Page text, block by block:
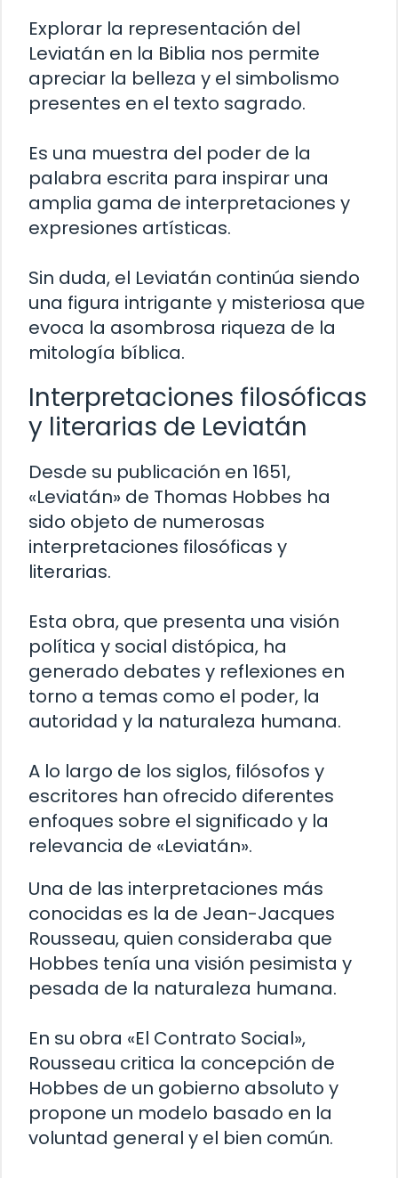
Explorar la representación del
Leviatán en la Biblia nos permite
apreciar la belleza y el simbolismo
presentes en el texto sagrado.
Es una muestra del poder de la
palabra escrita para inspirar una
amplia gama de interpretaciones y
expresiones artísticas.
Sin duda, el Leviatán continúa siendo
una figura intrigante y misteriosa que
evoca la asombrosa riqueza de la
mitología bíblica.
Interpretaciones filosóficas
y literarias de Leviatán
Desde su publicación en 1651,
«Leviatán» de Thomas Hobbes ha
sido objeto de numerosas
interpretaciones filosóficas y
literarias.
Esta obra, que presenta una visión
política y social distópica, ha
generado debates y reflexiones en
torno a temas como el poder, la
autoridad y la naturaleza humana.
A lo largo de los siglos, filósofos y
escritores han ofrecido diferentes
enfoques sobre el significado y la
relevancia de «Leviatán».
Una de las interpretaciones más
conocidas es la de Jean-Jacques
Rousseau, quien consideraba que
Hobbes tenía una visión pesimista y
pesada de la naturaleza humana.
En su obra «El Contrato Social»,
Rousseau critica la concepción de
Hobbes de un gobierno absoluto y
propone un modelo basado en la
voluntad general y el bien común.